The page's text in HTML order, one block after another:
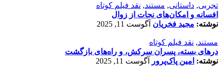
تجربی, داستانی, مستند, نقد فیلم کوتاه
افسانه‌ و امکان‌های نجات از زوال
نوشته: مجید فخریان آگوست 11, 2025
مستند, نقد فیلم کوتاه
درهای بسته، پسران سرکش، و راه‌های بازگشت
نوشته: امین پاک‌پرور آگوست 11, 2025